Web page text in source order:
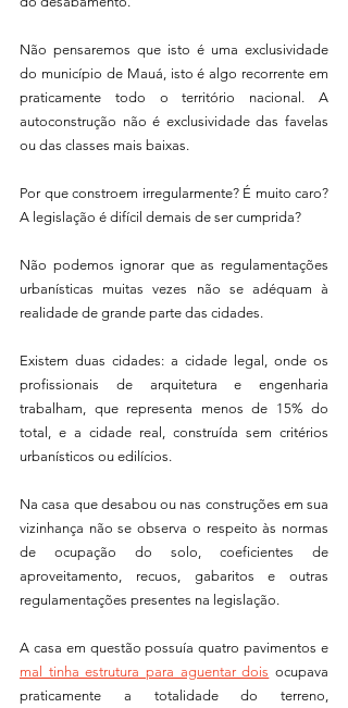
Não pensaremos que isto é uma exclusividade
do município de Mauá, isto é algo recorrente em
praticamente todo o território nacional. A
autoconstrução não é exclusividade das favelas
ou das classes mais baixas.
Por que constroem irregularmente? É muito caro?
A legislação é difícil demais de ser cumprida?
Não podemos ignorar que as regulamentações
urbanísticas muitas vezes não se adéquam à
realidade de grande parte das cidades.
Existem duas cidades: a cidade legal, onde os
profissionais de arquitetura e engenharia
trabalham, que representa menos de 15% do
total, e a cidade real, construída sem critérios
urbanísticos ou edilícios.
Na casa que desabou ou nas construções em sua
vizinhança não se observa o respeito às normas
de ocupação do solo, coeficientes de
aproveitamento, recuos, gabaritos e outras
regulamentações presentes na legislação.
mal tinha estrutura para aguentar dois ocupava
praticamente a totalidade do terreno,